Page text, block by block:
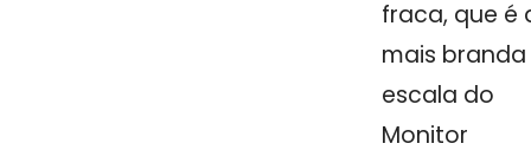
fraca, que é
mais
escala do
Monitor